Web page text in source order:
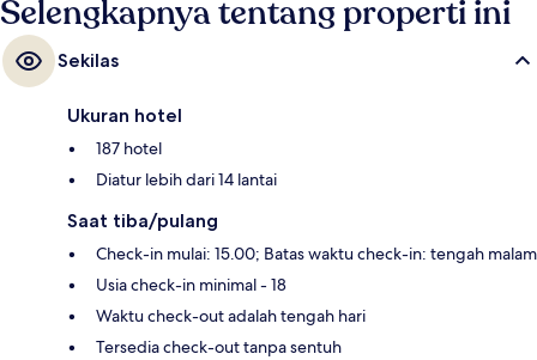
Selengkapnya tentang properti ini
Sekilas
Ukuran hotel
187 hotel
Diatur lebih dari 14 lantai
Saat tiba/pulang
Check-in mulai: 15.00; Batas waktu check-in: tengah malam
Usia check-in minimal - 18
Waktu check-out adalah tengah hari
Tersedia check-out tanpa sentuh